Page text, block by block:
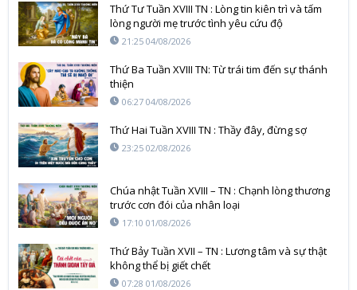
Thứ Tư Tuần XVIII TN : Lòng tin kiên trì và tấm
lòng người mẹ trước tình yêu cứu độ
21:25 04/08/2026
Thứ Ba Tuần XVIII TN: Từ trái tim đến sự thánh
thiện
06:27 04/08/2026
Thứ Hai Tuần XVIII TN : Thầy đây, đừng sợ
23:25 02/08/2026
Chúa nhật Tuần XVIII – TN : Chạnh lòng thương
trước cơn đói của nhân loại
17:10 01/08/2026
Thứ Bảy Tuần XVII – TN : Lương tâm và sự thật
không thể bị giết chết
07:28 01/08/2026